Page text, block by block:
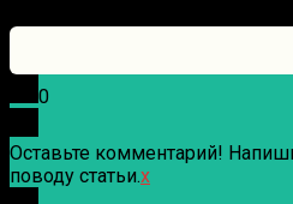
0
Оставьте комментарий!
поводу статьи.x